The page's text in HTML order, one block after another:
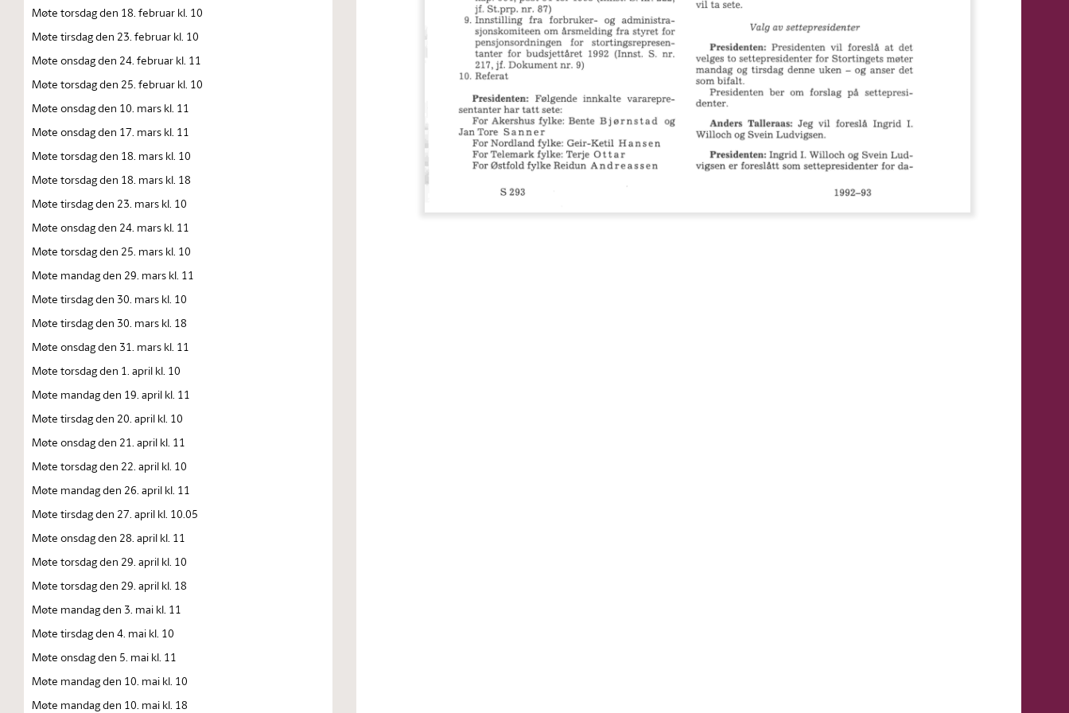
Møte torsdag den 18. februar kl. 10
Møte tirsdag den 23. februar kl. 10
Møte onsdag den 24. februar kl. 11
Møte torsdag den 25. februar kl. 10
Møte onsdag den 10. mars kl. 11
Møte onsdag den 17. mars kl. 11
Møte torsdag den 18. mars kl. 10
Møte torsdag den 18. mars kl. 18
Møte tirsdag den 23. mars kl. 10
Møte onsdag den 24. mars kl. 11
Møte torsdag den 25. mars kl. 10
Møte mandag den 29. mars kl. 11
Møte tirsdag den 30. mars kl. 10
Møte tirsdag den 30. mars kl. 18
Møte onsdag den 31. mars kl. 11
Møte torsdag den 1. april kl. 10
Møte mandag den 19. april kl. 11
Møte tirsdag den 20. april kl. 10
Møte onsdag den 21. april kl. 11
Møte torsdag den 22. april kl. 10
Møte mandag den 26. april kl. 11
Møte tirsdag den 27. april kl. 10.05
Møte onsdag den 28. april kl. 11
Møte torsdag den 29. april kl. 10
Møte torsdag den 29. april kl. 18
Møte mandag den 3. mai kl. 11
Møte tirsdag den 4. mai kl. 10
Møte onsdag den 5. mai kl. 11
Møte mandag den 10. mai kl. 10
Møte mandag den 10. mai kl. 18